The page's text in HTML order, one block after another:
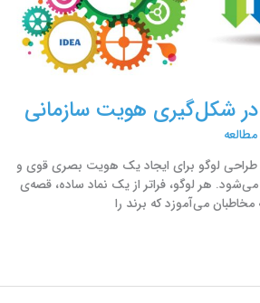
شکل‌گیری هویت سازمانی
لوگو برای ایجاد یک هویت بصری قوی و
هر لوگو، فراتر از یک نماد ساده، قصه‌ی
می‌آموزد که برند را